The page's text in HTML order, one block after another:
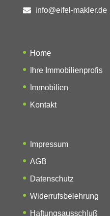
info@eifel-makler.de
Home
Ihre Immobilienprofis
Immobilien
Kontakt
Impressum
AGB
Datenschutz
Widerrufsbelehrung
Haftungsausschluß